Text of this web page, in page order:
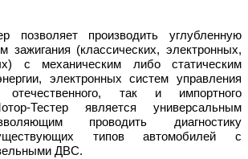
позволяет производить углубленную
зажигания (классических, электронных,
с механическим либо статическим
электронных систем управления
отечественного, так и импортного
Тестер является универсальным
проводить диагностику
типов автомобилей с
ДВС.